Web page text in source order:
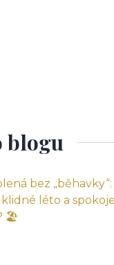
blogu